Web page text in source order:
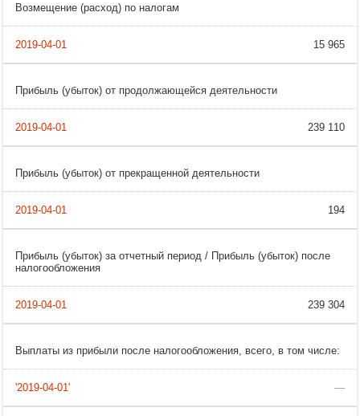
Возмещение (расход) по налогам
15 965
Прибыль (убыток) от продолжающейся деятельности
239 110
Прибыль (убыток) от прекращенной деятельности
194
Прибыль (убыток) за отчетный период / Прибыль (убыток) после
налогообложения
239 304
Выплаты из прибыли после налогообложения, всего, в том числе:
—